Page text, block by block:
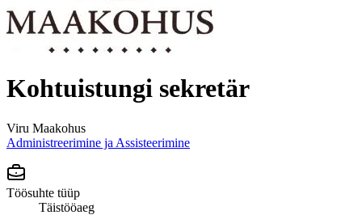
Kohtuistungi sekretär
Viru Maakohus
Administreerimine ja Assisteerimine
Töösuhte tüüp
Täistööaeg